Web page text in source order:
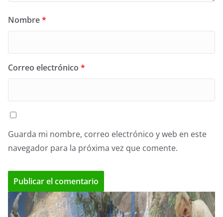
Nombre*
Correo electrónico *
Guarda mi nombre, correo electrónico y web en este
navegador para la próxima vez que comente.